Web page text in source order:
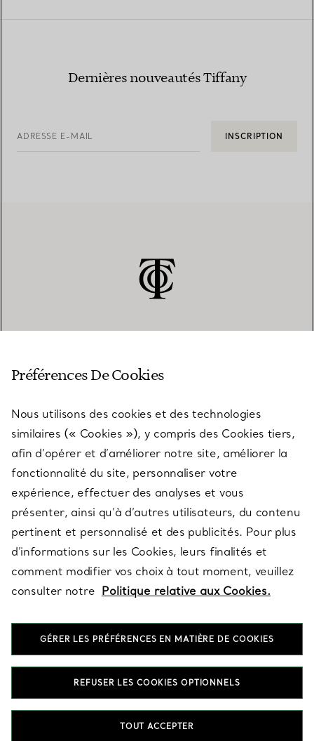
Dernières nouveautés Tiffany
ADRESSE E-MAIL INSCRIPTION
SERVICES
À PROPOS
QUESTIONS LÉGALES
SUIVEZ-NOUS
T&Co. 2026
Préférences De Cookies
Nous utilisons des cookies et des technologies
similaires (« Cookies »), y compris des Cookies tiers,
afin d’opérer et d’améliorer notre site, améliorer la
fonctionnalité du site, personnaliser votre
expérience, effectuer des analyses et vous
présenter, ainsi qu’à d’autres utilisateurs, du contenu
pertinent et personnalisé et des publicités. Pour plus
d’informations sur les Cookies, leurs finalités et
comment modifier vos choix à tout moment, veuillez
consulter notre Politique relative aux Cookies.
GÉRER LES PRÉFÉRENCES EN MATIÈRE DE COOKIES
REFUSER LES COOKIES OPTIONNELS
TOUT ACCEPTER